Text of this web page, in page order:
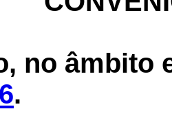
no âmbito
.